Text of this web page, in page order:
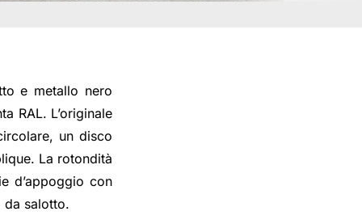
e metallo nero
RAL. L’originale
un disco
La rotondità
d’appoggio con
da salotto.